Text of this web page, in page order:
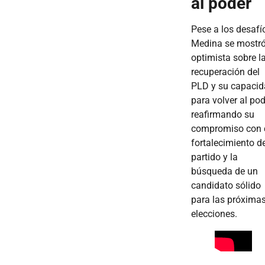
Pese a los
Medina se
optimista sobre la
recuperación del
PLD y su
para volver al
reafirmando su
compromiso con
fortalecimiento
partido y la
búsqueda de un
candidato sólido
para las
elecciones.